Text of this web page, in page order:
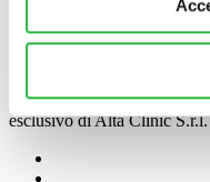
© 2026 Alta Clinic S.r.l. -
Tutte le immagini del
esclusivo di Alta Clinic S.r.l.